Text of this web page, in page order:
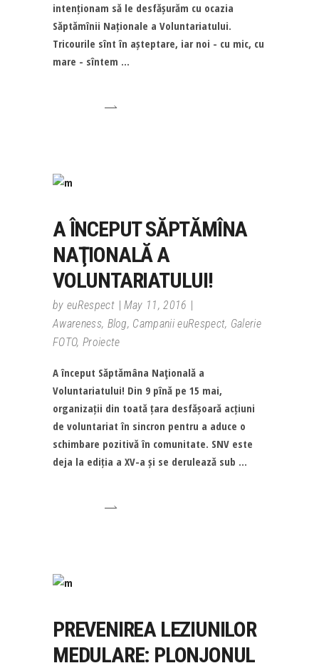
intenționam să le desfășurăm cu ocazia
Săptămînii Naționale a Voluntariatului.
Tricourile sînt în așteptare, iar noi - cu mic, cu
mare - sîntem
A ÎNCEPUT SĂPTĂMÎNA
NAŢIONALĂ A
VOLUNTARIATULUI!
by euRespect
May 11, 2016
Awareness, Blog, Campanii euRespect, Galerie
FOTO, Proiecte
A început Săptămâna Naţională a
Voluntariatului! Din 9 pînă pe 15 mai,
organizații din toată țara desfășoară acțiuni
de voluntariat în sincron pentru a aduce o
schimbare pozitivă în comunitate. SNV este
deja la ediția a XV-a și se derulează sub
PREVENIREA LEZIUNILOR
MEDULARE: PLONJONUL